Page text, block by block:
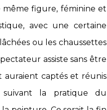
même figure, féminine et
avec une certaine
ou les chaussettes
assiste sans être
auraient captés et réunis
la pratique du